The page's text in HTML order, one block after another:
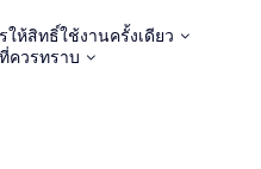
ให้สิทธิ์ใช้งานครั้งเดียว
ควรทราบ